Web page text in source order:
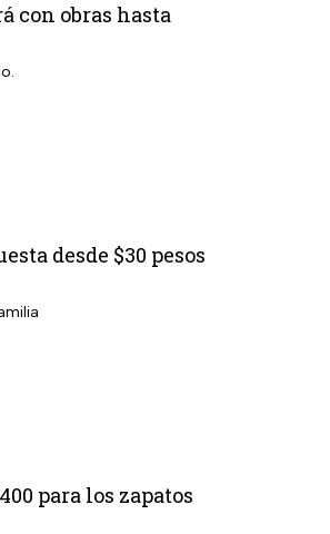
con obras hasta
desde $30 pesos
para los zapatos